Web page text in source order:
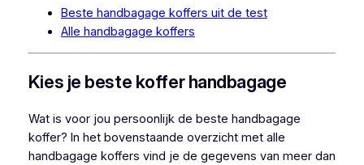
Beste handbagage koffers uit de test
Alle handbagage koffers
Kies je beste koffer handbagage
Wat is voor jou persoonlijk de beste handbagage
koffer? In het bovenstaande overzicht met alle
handbagage koffers vind je de gegevens van meer dan